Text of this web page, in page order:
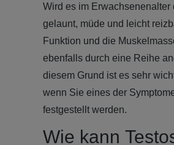
Wird es im
gelaunt, müde und leicht
Funktion und die
ebenfalls durch eine Reihe
diesem Grund ist es sehr
wenn Sie eines der
festgestellt werden.
Wie kann